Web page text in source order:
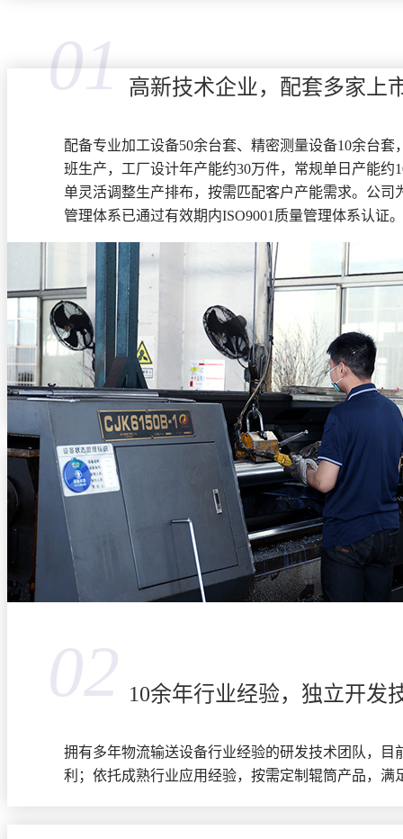
01 高新技术企业，配套多家上
配备专业加工设备50余台套、精密测量设备10余台套
班生产，工厂设计年产能约30万件，常规单日产能约
单灵活调整生产排布，按需匹配客户产能需求。公司
管理体系已通过有效期内ISO9001质量管理体系认证。
02 10余年行业经验，独立开发
拥有多年物流输送设备行业经验的研发技术团队，目
利；依托成熟行业应用经验，按需定制辊筒产品，满